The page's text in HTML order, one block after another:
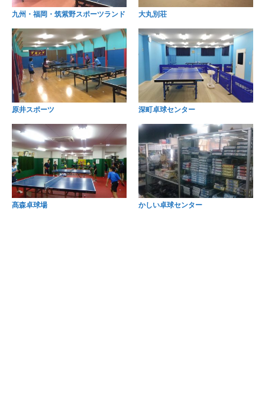
九州・福岡・筑紫野スポーツランド 大丸別荘
原井スポーツ 深町卓球センター
髙森卓球場 かしい卓球センター